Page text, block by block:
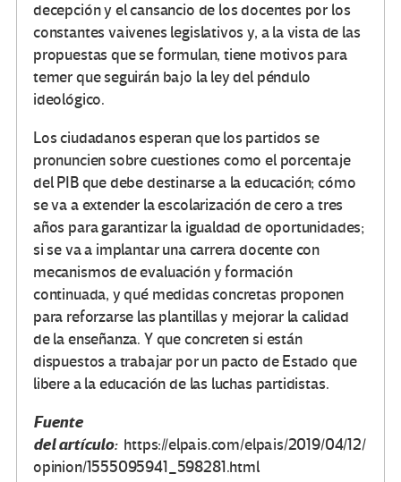
decepción y el cansancio de los docentes por los
constantes vaivenes legislativos y, a la vista de las
propuestas que se formulan, tiene motivos para
temer que seguirán bajo la ley del péndulo
ideológico.
Los ciudadanos esperan que los partidos se
pronuncien sobre cuestiones como el porcentaje
del PIB que debe destinarse a la educación; cómo
se va a extender la escolarización de cero a tres
años para garantizar la igualdad de oportunidades;
si se va a implantar una carrera docente con
mecanismos de evaluación y formación
continuada, y qué medidas concretas proponen
para reforzarse las plantillas y mejorar la calidad
de la enseñanza. Y que concreten si están
dispuestos a trabajar por un pacto de Estado que
libere a la educación de las luchas partidistas.
Fuente
del artículo: https://elpais.com/elpais/2019/04/12/
opinion/1555095941_598281.html